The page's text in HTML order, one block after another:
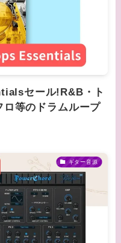
セール!R&B・ト
ロ等のドラムループ
ギター音源